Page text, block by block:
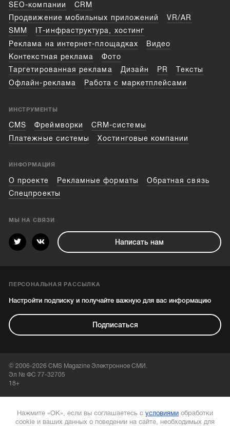
SEO-компании
CRM
Продвижение мобильных приложений
VR/AR
SMM
IT-инфраструктура, хостинг
Реклама на интернет-площадках
Видео
Контекстная реклама
Фото
Таргетированная реклама
Дизайн PR
Тексты
Офлайн-реклама
Работа с маркетплейсами
ИНСТРУМЕНТЫ
CMS Фреймворки
CRM-системы
Платежные системы
Хостинговые компании
ИНФОРМАЦИЯ
О проекте Рекламные форматы
Обратная связь
Спецпроекты
МЫ НА СВЯЗИ
Написать нам
ПЕРСОНАЛЬНАЯ РАССЫЛКА
Настройти подписку и получайте важную для вас информацию
Подписаться
© 2006-2026 CMS Magazine Электронное СМИ.
Эл № ФС 77-32705
18+
Нажмите «ОК», если вы соглашаетесь с условиями обработки
cookie и ваших данных о поведении на сайте, необходимых для